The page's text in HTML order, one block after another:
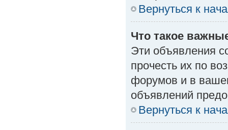
Вернуться к
Что такое
Эти объявления
прочесть их по
форумов и в
объявлений
Вернуться к